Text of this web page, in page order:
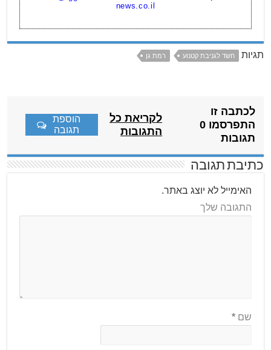
news.co.il
תגיות חשד לגניבת קטנוע רמת גן
לכתבה זו
התפרסמו 0
תגובות
לקריאת כל
התגובות
הוספת
תגובה
כתיבת תגובה
האימייל לא יוצג באתר.
התגובה שלך
שם*